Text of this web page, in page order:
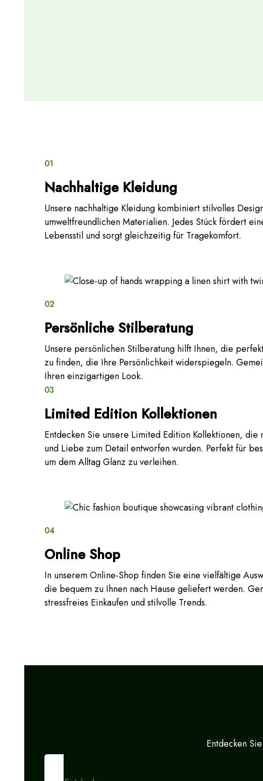
01
Nachhaltige Kleidung
Unsere nachhaltige Kleidung kombiniert stilvolles
umweltfreundlichen Materialien. Jedes Stück fördert
Lebensstil und sorgt gleichzeitig für Tragekomfort.
02
Persönliche Stilberatung
Unsere persönlichen Stilberatung hilft Ihnen, die
zu finden, die Ihre Persönlichkeit widerspiegeln.
Ihren einzigartigen Look.
03
Limited Edition Kollektionen
Entdecken Sie unsere Limited Edition Kollektionen,
und Liebe zum Detail entworfen wurden. Perfekt für
um dem Alltag Glanz zu verleihen.
04
Online Shop
In unserem Online-Shop finden Sie eine vielfältige
die bequem zu Ihnen nach Hause geliefert werden.
stressfreies Einkaufen und stilvolle Trends.
Entdecken